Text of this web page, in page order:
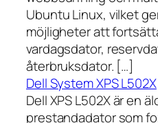
Ubuntu Linux, vilket
möjligheter att
vardagsdator,
återbruksdator. […]
Dell System XPS L502X
Dell XPS L502X är en
prestandadator som